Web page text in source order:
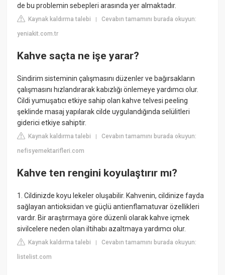
de bu problemin sebepleri arasında yer almaktadır.
Kaynak kaldırma talebi |Cevabın tamamını burada okuyun:
yeniakit.com.tr
Kahve saçta ne işe yarar?
Sindirim sisteminin çalışmasını düzenler ve bağırsakların
çalışmasını hızlandırarak kabızlığı önlemeye yardımcı olur.
Cildi yumuşatıcı etkiye sahip olan kahve telvesi peeling
şeklinde masaj yapılarak cilde uygulandığında selülitleri
giderici etkiye sahiptir.
Kaynak kaldırma talebi |Cevabın tamamını burada okuyun:
nefisyemektarifleri.com
Kahve ten rengini koyulaştırır mı?
1. Cildinizde koyu lekeler oluşabilir. Kahvenin, cildinize fayda
sağlayan antioksidan ve güçlü antienflamatuvar özellikleri
vardır. Bir araştırmaya göre düzenli olarak kahve içmek
sivilcelere neden olan iltihabı azaltmaya yardımcı olur.
Kaynak kaldırma talebi |Cevabın tamamını burada okuyun:
listelist.com